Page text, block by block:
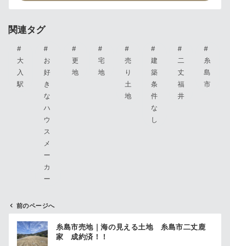
関連タグ
大
入
駅
お
好
き
な
ハ
ウ
ス
メ
ー
カ
ー
更
地
宅
地
売
り
土
地
建
築
条
件
な
し
二
丈
福
井
糸
島
市
前のページへ
糸島市売地｜海の見える土地 糸島市二丈鹿
家 成約済！！